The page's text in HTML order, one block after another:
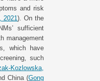
and risk
2021). On the
sufficient
management
which have
such
Kozlowska,
China (Gong